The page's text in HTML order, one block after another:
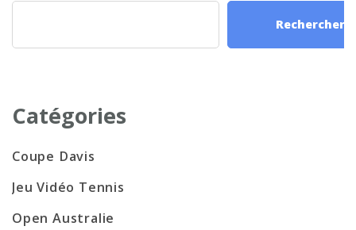
Rechercher
Catégories
Coupe Davis
Jeu Vidéo Tennis
Open Australie